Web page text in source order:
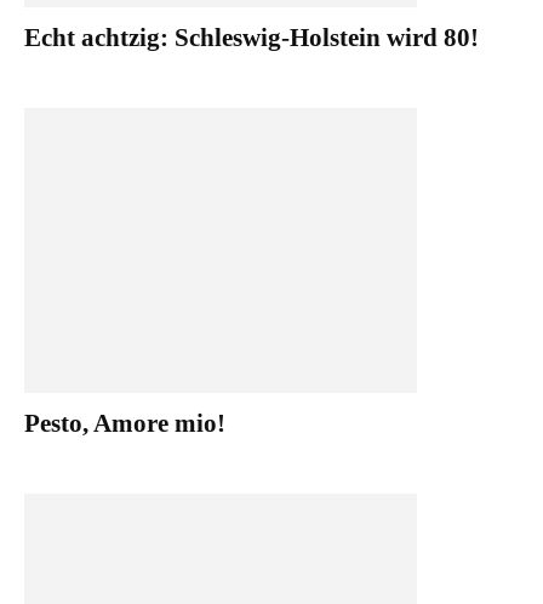
Echt achtzig: Schleswig-Holstein wird 80!
Pesto, Amore mio!